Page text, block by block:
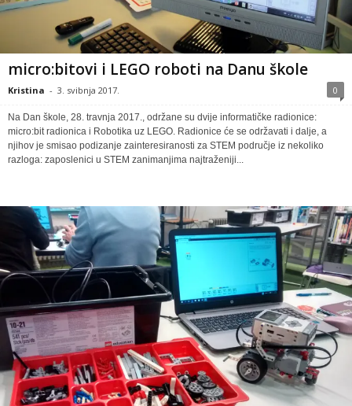
micro:bitovi i LEGO roboti na Danu škole
Kristina - 3. svibnja 2017. 0
Na Dan škole, 28. travnja 2017., održane su dvije informatičke radionice:
micro:bit radionica i Robotika uz LEGO. Radionice će se održavati i dalje, a
njihov je smisao podizanje zainteresiranosti za STEM područje iz nekoliko
razloga: zaposlenici u STEM zanimanjima najtraženiji...